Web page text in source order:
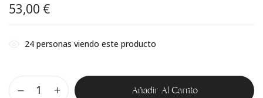
53,00 €
24 personas viendo este producto
Añadir Al Carrito